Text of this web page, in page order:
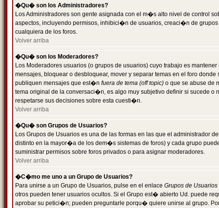
�Qu� son los Administradores?
Los Administradores son gente asignada con el m�s alto nivel de control
aspectos, incluyendo permisos, inhibici�n de usuarios, creaci�n de
cualquiera de los foros.
Volver arriba
�Qu� son los Moderadores?
Los Moderadores usuarios (o grupos de usuarios) cuyo trabajo es
mensajes, bloquear o desbloquear, mover y separar temas en el foro
publiquen mensajes que est�n fuera de tema (off topic) o que se abuse de
tema original de la conversaci�n, es algo muy subjetivo definir si sucede
respetarse sus decisiones sobre esta cuesti�n.
Volver arriba
�Qu� son Grupos de Usuarios?
Los Grupos de Usuarios es una de las formas en las que el administrador
distinto en la mayor�a de los dem�s sistemas de foros) y cada grupo
suministrar permisos sobre foros privados o para asignar moderadores.
Volver arriba
�C�mo me uno a un Grupo de Usuarios?
Para unirse a un Grupo de Usuarios, pulse en el enlace Grupos de Usuarios
otros pueden tener usuarios ocultos. Si el Grupo est� abierto Ud. puede
aprobar su petici�n; pueden preguntarle porqu� quiere unirse al grupo.